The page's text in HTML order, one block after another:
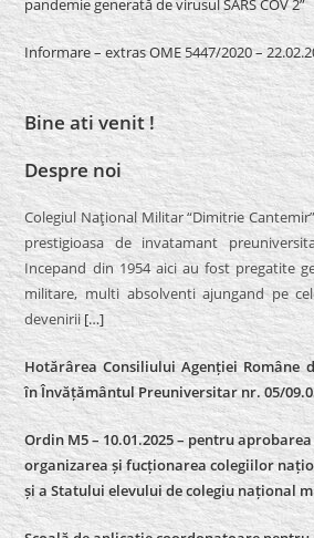
pandemie generată de virusul SARS COV 2”
Informare – extras OME 5447/2020 –
Bine ati venit !
Despre noi
Colegiul Naţional Militar “Dimitrie
prestigioasa de invatamant
Incepand din 1954 aici au fost pregatite
militare, multi absolventi ajungand pe
devenirii […]
Hotărârea Consiliului Agenției Române
în Învățământul Preuniversitar nr. 05/
Ordin M5 – 10.01.2025 – pentru
organizarea și fucționarea colegiilor
și a Statului elevului de colegiu național